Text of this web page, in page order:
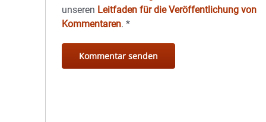
unseren Leitfaden für die Veröffentlichung von
Kommentaren.*